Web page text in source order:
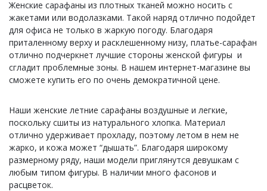
Женские сарафаны из плотных тканей можно носить с
жакетами или водолазками. Такой наряд отлично подойдет
для офиса не только в жаркую погоду. Благодаря
приталенному верху и расклешенному низу, платье-сарафан
отлично подчеркнет лучшие стороны женской фигуры и
сгладит проблемные зоны. В нашем интернет-магазине вы
сможете купить его по очень демократичной цене.
Наши женские летние сарафаны воздушные и легкие,
поскольку сшиты из натурального хлопка. Материал
отлично удерживает прохладу, поэтому летом в нем не
жарко, и кожа может “дышать”. Благодаря широкому
размерному ряду, наши модели приглянутся девушкам с
любым типом фигуры. В наличии много фасонов и
расцветок.